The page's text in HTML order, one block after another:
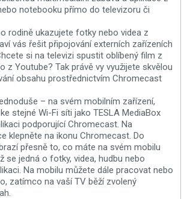
notebooku přímo do televizoru či
rodině ukazujete fotky nebo videa z
vás řešit připojování externích zařízeních
si na televizi spustit oblíbený film z
z Youtube? Tak právě vy využijete skvělou
obsahu prostřednictvím Chromecast
– na svém mobilním zařízení,
stejné Wi-Fi síti jako TESLA MediaBox
podporující Chromecast. Na
klepněte na ikonu Chromecast. Do
přesně to, co máte na svém mobilu
se jedná o fotky, videa, hudbu nebo
Na mobilu můžete dále pracovat nebo
zatímco na vaší TV běží zvolený